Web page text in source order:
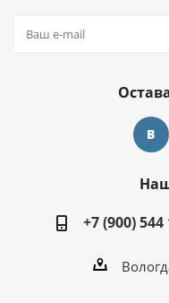
+7 (900) 544